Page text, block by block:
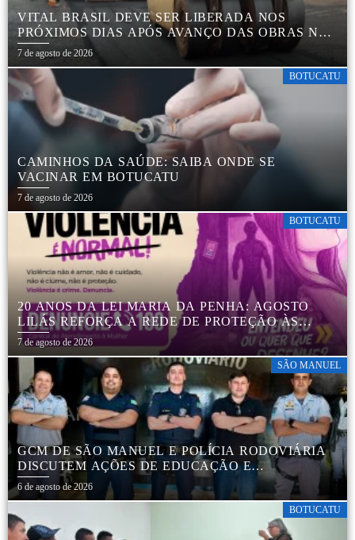
VITAL BRASIL DEVE SER LIBERADA NOS
PRÓXIMOS DIAS APÓS AVANÇO DAS OBRAS NA
REGIÃO DA RODOVIÁRIA
7 de agosto de 2026
BOTUCATU
CAMINHOS DA SAÚDE: SAIBA ONDE SE
VACINAR EM BOTUCATU
7 de agosto de 2026
BOTUCATU
20 ANOS DA LEI MARIA DA PENHA: AGOSTO
LILÁS REFORÇA A REDE DE PROTEÇÃO ÀS
MULHERES EM BOTUCATU
7 de agosto de 2026
SÃO MANUEL
GCM DE SÃO MANUEL E POLÍCIA RODOVIÁRIA
DISCUTEM AÇÕES DE EDUCAÇÃO E
SEGURANÇA NO TRÂNSITO
6 de agosto de 2026
BOTUCATU